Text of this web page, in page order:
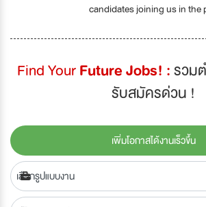
candidates joining us in
Find YourFuture Jobs! :รวม
รับสมัครด่วน !
เพิ่มโอกาสได้งานเร็วขึ้น